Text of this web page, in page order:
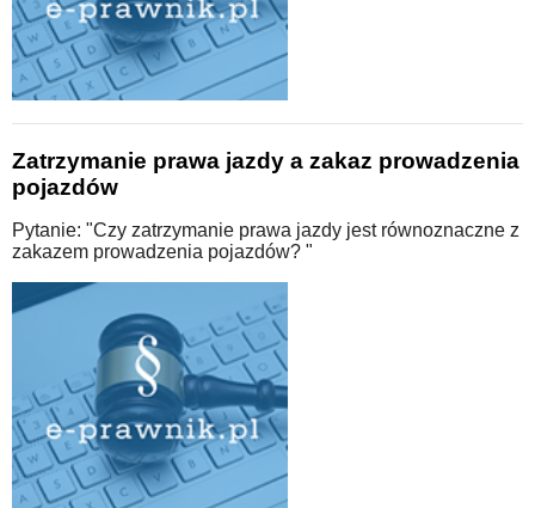
Zatrzymanie prawa jazdy a zakaz prowadzenia
pojazdów
Pytanie: "Czy zatrzymanie prawa jazdy jest równoznaczne z
zakazem prowadzenia pojazdów? "